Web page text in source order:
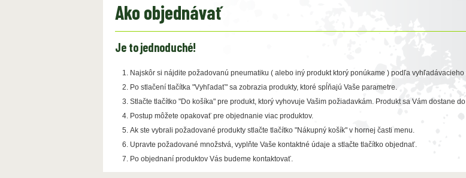
Ako objednávať
Je to jednoduché!
Najskôr si nájdite požadovanú pneumatiku ( alebo iný produkt ktorý ponúkame ) podľa
Po stlačení tlačítka "Vyhľadať" sa zobrazia produkty, ktoré spĺňajú Vaše parametre.
Stlačte tlačítko "Do košíka" pre produkt, ktorý vyhovuje Vašim požiadavkám. Produkt sa Vám dostane
Postup môžete opakovať pre objednanie viac produktov.
Ak ste vybrali požadované produkty stlačte tlačítko "Nákupný košík" v hornej časti menu.
Upravte požadované množstvá, vyplňte Vaše kontaktné údaje a stlačte tlačítko objednať.
Po objednaní produktov Vás budeme kontaktovať.